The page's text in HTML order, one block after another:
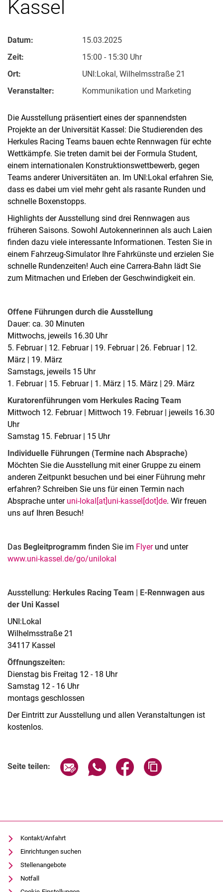
Kassel
Datum:
15.03.2025
Zeit:
15:00 - 15:30 Uhr
Ort:
UNI:Lokal, Wilhelmsstraße 21
Veranstalter:
Kommunikation und Marketing
Die Ausstellung präsentiert eines der spannendsten
Projekte an der Universität Kassel: Die Studierenden des
Herkules Racing Teams bauen echte Rennwagen für echte
Wettkämpfe. Sie treten damit bei der Formula Student,
einem internationalen Konstruktionswettbewerb, gegen
Teams anderer Universitäten an. Im UNI:Lokal erfahren Sie,
dass es dabei um viel mehr geht als rasante Runden und
schnelle Boxenstopps.
Highlights der Ausstellung sind drei Rennwagen aus
früheren Saisons. Sowohl Autokennerinnen als auch Laien
finden dazu viele interessante Informationen. Testen Sie in
einem Fahrzeug-Simulator Ihre Fahrkünste und erzielen Sie
schnelle Rundenzeiten! Auch eine Carrera-Bahn lädt Sie
zum Mitmachen und Erleben der Geschwindigkeit ein.
Offene Führungen durch die Ausstellung
Dauer: ca. 30 Minuten
Mittwochs, jeweils 16.30 Uhr
5. Februar | 12. Februar | 19. Februar | 26. Februar | 12.
März | 19. März
Samstags, jeweils 15 Uhr
1. Februar | 15. Februar | 1. März | 15. März | 29. März
Kuratorenführungen vom Herkules Racing Team
Mittwoch 12. Februar | Mittwoch 19. Februar | jeweils 16.30
Uhr
Samstag 15. Februar | 15 Uhr
Individuelle Führungen (Termine nach Absprache)
Möchten Sie die Ausstellung mit einer Gruppe zu einem
anderen Zeitpunkt besuchen und bei einer Führung mehr
erfahren? Schreiben Sie uns für einen Termin nach
Absprache unter uni-lokal[at]uni-kassel[dot]de. Wir freuen
uns auf Ihren Besuch!
Das Begleitprogramm finden Sie im Flyer und unter
www.uni-kassel.de/go/unilokal
Ausstellung: Herkules Racing Team | E-Rennwagen aus
der Uni Kassel
UNI:Lokal
Wilhelmsstraße 21
34117 Kassel
Öffnungszeiten:
Dienstag bis Freitag 12 - 18 Uhr
Samstag 12 - 16 Uhr
montags geschlossen
Der Eintritt zur Ausstellung und allen Veranstaltungen ist
kostenlos.
Seite teilen: Seite über E-Mail teilen
Seite über WhatsApp teilen
Seite über Facebook
Kontakt/Anfahrt
Einrichtungen suchen
Stellenangebote
Notfall